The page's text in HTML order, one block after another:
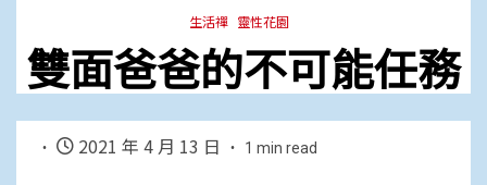
生活禪 靈性花園
雙面爸爸的不可能任務
2021 年 4 月 13 日 1 min read